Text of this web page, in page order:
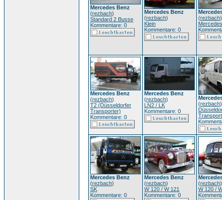
Mercedes Benz
(rezbach)
Standard 2 Busse
Kommentare: 0
Mercedes Benz
(rezbach)
Klein
Kommentare: 0
(rezbach)
Mercedes Benz
(rezbach)
T2 (Düsseldorfer
Transporter)
Kommentare: 0
Mercedes Benz
(rezbach)
LN2 / LK
Kommentare: 0
(rezbach)
Mercedes Benz
(rezbach)
SK
Kommentare: 0
Mercedes Benz
(rezbach)
W 120 / W 121
Kommentare: 0
(rezbach)
W 120 /